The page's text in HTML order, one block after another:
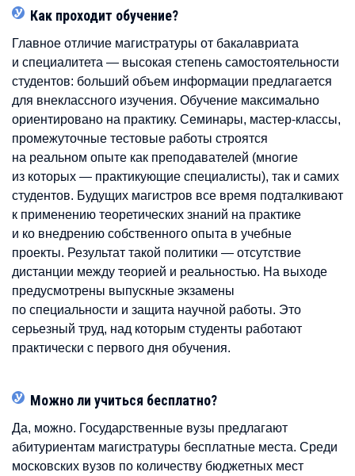
Как проходит обучение?
Главное отличие магистратуры от бакалавриата
и специалитета — высокая степень самостоятельности
студентов: больший объем информации предлагается
для внеклассного изучения. Обучение максимально
ориентировано на практику. Семинары, мастер-классы,
промежуточные тестовые работы строятся
на реальном опыте как преподавателей (многие
из которых — практикующие специалисты), так и самих
студентов. Будущих магистров все время подталкивают
к применению теоретических знаний на практике
и ко внедрению собственного опыта в учебные
проекты. Результат такой политики — отсутствие
дистанции между теорией и реальностью. На выходе
предусмотрены выпускные экзамены
по специальности и защита научной работы. Это
серьезный труд, над которым студенты работают
практически с первого дня обучения.
Можно ли учиться бесплатно?
Да, можно. Государственные вузы предлагают
абитуриентам магистратуры бесплатные места. Среди
московских вузов по количеству бюджетных мест